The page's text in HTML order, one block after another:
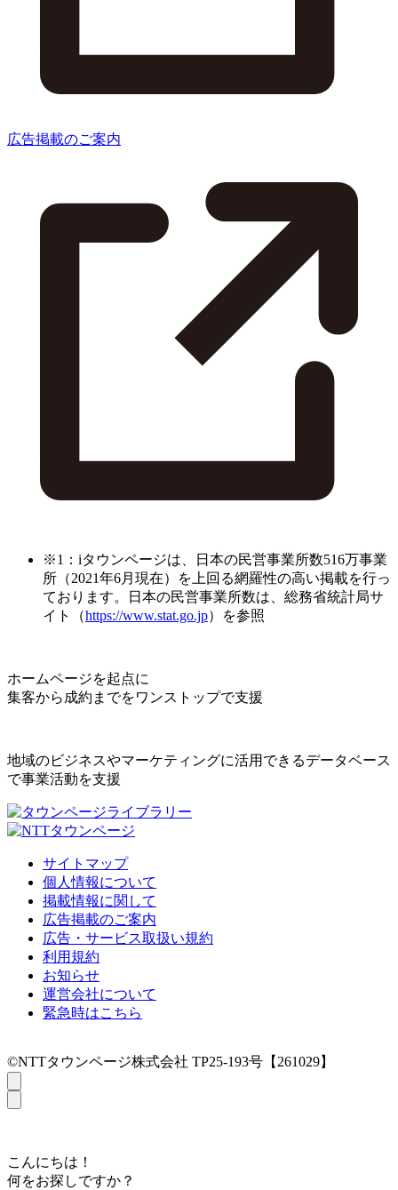
広告掲載のご案内
※1：iタウンページは、日本の民営事業所数516万事業
所（2021年6月現在）を上回る網羅性の高い掲載を行っ
ております。日本の民営事業所数は、総務省統計局サ
イト（https://www.stat.go.jp）を参照
ホームページを起点に
集客から成約までをワンストップで支援
地域のビジネスやマーケティングに活用できるデータベース
で事業活動を支援
サイトマップ
個人情報について
掲載情報に関して
広告掲載のご案内
広告・サービス取扱い規約
利用規約
お知らせ
運営会社について
緊急時はこちら
©NTTタウンページ株式会社 TP25-193号【261029】
こんにちは！
何をお探しですか？